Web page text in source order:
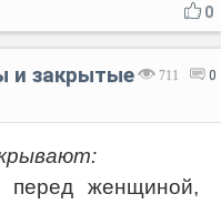
0
711 0
и закрытые
перед женщиной,